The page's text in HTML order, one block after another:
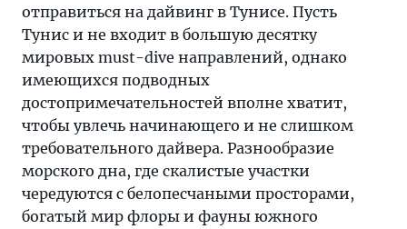
отправиться на дайвинг в Тунисе. Пусть
Тунис и не входит в большую десятку
мировых must-dive направлений, однако
имеющихся подводных
достопримечательностей вполне хватит,
чтобы увлечь начинающего и не слишком
требовательного дайвера. Разнообразие
морского дна, где скалистые участки
чередуются с белопесчаными просторами,
богатый мир флоры и фауны южного